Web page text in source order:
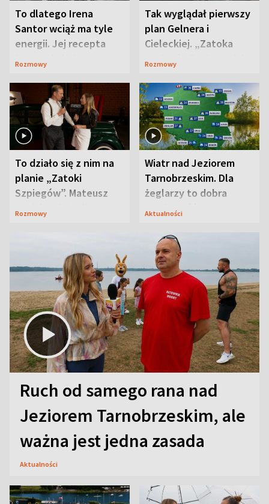
To dlatego Irena
Santor wciąż ma tyle
energii. Jej recepta
jest zaskakująco
Rozmowy
Tak wyglądał pierwszy
plan Gelnera i
Cieleckiej. „Zatoka
szpiegów” od razu ich
Rozmowy
To działo się z nim na
planie „Zatoki
Szpiegów”. Mateusz
Janicki odsłonił
Rozmowy
Wiatr nad Jeziorem
Tarnobrzeskim. Dla
żeglarzy to dobra
wiadomość
Aktualności
Ruch od samego rana nad
Jeziorem Tarnobrzeskim, ale
ważna jest jedna zasada
Aktualności